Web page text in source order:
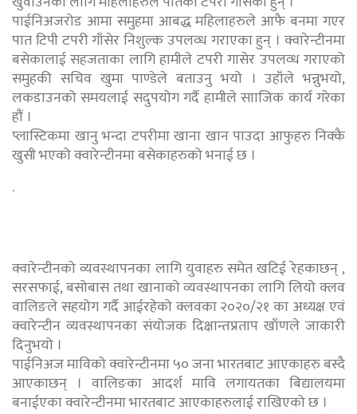
पाईनिअजरोड आमा समुहमा आबद्ध महिलाहरुले आफै बनमा गएर
पात टिपी टपरी गाँसेर निशुल्क उपलव्ध गराएका हुन् । क्वारेन्टीनमा
बसेकालाई सहजताका लागि हामीले टपरी गासेर उपलव्ध गराएको
समुहकी सचिव खुमा पाण्डेले बताउनु भयो । उहाँले भन्नुभयो,
लकडाउनको समयलाई सदुपयोग गर्दै हामीले सााजिक कार्य गरेका
हौं ।
प्लास्टिकमा खानु भन्दा टपरीमा खाना खान पाउदा आफुहरु निक्कै
खुसी भएको क्वारेन्टीनमा बसेकाहरुको भनाई छ ।
.
क्वारेन्टीनको व्यवस्थापनका लागि युवाहरु समेत खटिई रेहकाछन् ,
सरसफाई, बसोबास तथा खानाको व्यवस्थापनका लागि लियो क्लव
वालिङले सहयोग गर्दै आईरहेको क्लवका २०२०/२१ का अध्यक्ष एवं
क्वारेन्टीन व्यवस्थापनका संयोजक दिक्षान्तप्रताप खाँणले जाकारी
दिनुभयो ।
पाईनिअज माविको क्वारेन्टीनमा ५० जना भारतबाट आएकाहरु बस्दै
आएकाछन् । वालिङका आदर्श मावि लगायतका बिद्यालयमा
बनाईएका क्वारेन्टीनमा भारतबाट आएकाहरुलाई राखिएको छ ।